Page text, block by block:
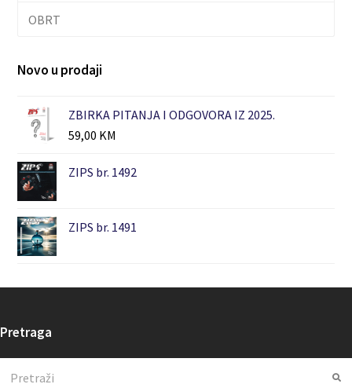
OBRT
Novo u prodaji
ZBIRKA PITANJA I ODGOVORA IZ 2025.
59,00 KM
ZIPS br. 1492
ZIPS br. 1491
Pretraga